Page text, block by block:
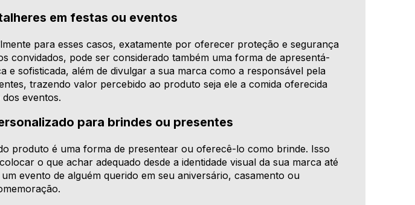
em festas ou eventos
para esses casos, exatamente por oferecer proteção e segurança
convidados, pode ser considerado também uma forma de apresentá-
e sofisticada, além de divulgar a sua marca como a responsável pela
trazendo valor percebido ao produto seja ele a comida oferecida
eventos.
para brindes ou presentes
produto é uma forma de presentear ou oferecê-lo como brinde. Isso
o que achar adequado desde a identidade visual da sua marca até
evento de alguém querido em seu aniversário, casamento ou